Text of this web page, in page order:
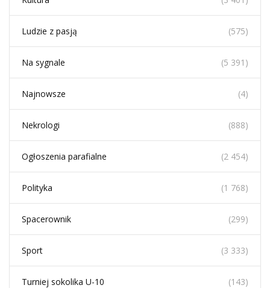
Ludzie z pasją (575)
Na sygnale (5 391)
Najnowsze (4)
Nekrologi (888)
Ogłoszenia parafialne (2 454)
Polityka (1 768)
Spacerownik (299)
Sport (3 333)
Turniej sokolika U-10 (143)